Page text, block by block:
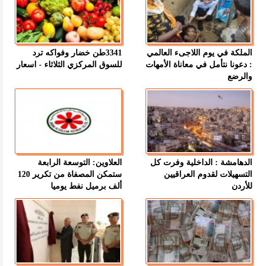
الملكة في يوم اللاجىء العالمي
: دعونا نتأمل في معاناة الأمهات
والرضع
3341طن خضار وفواكه ترد
للسوق المركزي الثلاثاء - اسعار
الدهامشة : الداخلية وفرت كل
التسهيلات لقدوم العراقيين
للأردن
العلاوين: التوسعة الرابعة
ستمكن المصفاة من تكرير 120
ألف برميل نفط يوميا